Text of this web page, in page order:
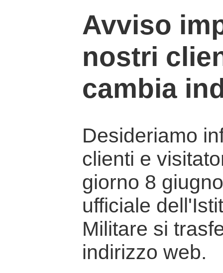
Avviso
nostri
cambia
Desideriamo
clienti e
giorno 8
ufficiale
Militare si
indirizzo web.